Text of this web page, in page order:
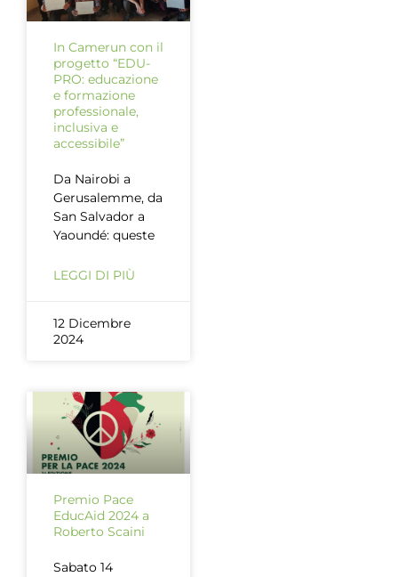
In Camerun con il
progetto “EDU-
PRO: educazione
e formazione
professionale,
inclusiva e
accessibile”
Da Nairobi a
Gerusalemme, da
San Salvador a
Yaoundé: queste
LEGGI DI PIÙ
12 Dicembre
2024
Premio Pace
EducAid 2024 a
Roberto Scaini
Sabato 14